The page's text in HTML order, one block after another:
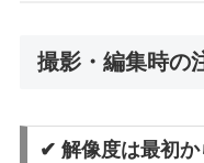
撮影・編集時の
✔ 解像度は最初